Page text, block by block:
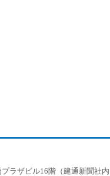
ラザビル16階（建通新聞社